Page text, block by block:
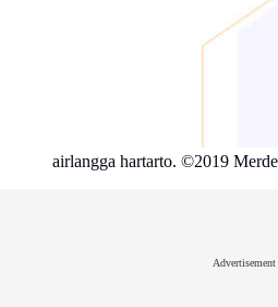
airlangga hartarto. ©2019
Advertisement